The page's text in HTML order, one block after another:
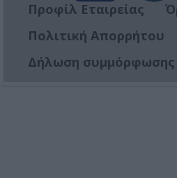
Προφίλ Εταιρείας
Πολιτική Απορρήτου
Δήλωση συμμόρφωσης